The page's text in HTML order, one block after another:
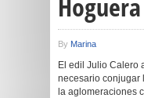
By Marina
El edil Julio Calero
necesario conjugar
la aglomeraciones